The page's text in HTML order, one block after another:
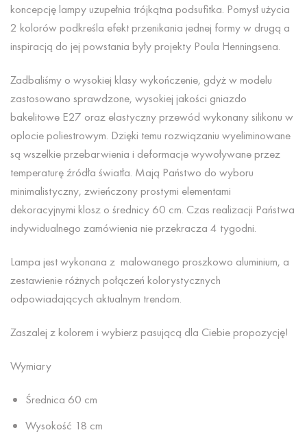
koncepcję lampy uzupełnia trójkątna podsufitka. Pomysł użycia
2 kolorów podkreśla efekt przenikania jednej formy w drugą a
inspiracją do jej powstania były projekty Poula Henningsena.
Zadbaliśmy o wysokiej klasy wykończenie, gdyż wmodelu
zastosowano sprawdzone, wysokiej jakości gniazdo
bakelitowe E27 oraz elastyczny przewód wykonany silikonu w
oplocie poliestrowym. Dzięki temu rozwiązaniu wyeliminowane
są wszelkie przebarwienia i deformacje wywoływane przez
temperaturę źródła światła. Mają Państwo do wyboru
minimalistyczny, zwieńczony prostymi elementami
dekoracyjnymi klosz o średnicy 60 cm. Czas realizacji Państwa
indywidualnego zamówienia nie przekracza 4 tygodni.
Lampa jest wykonana z malowanego proszkowo aluminium, a
zestawienie różnych połączeń kolorystycznych
odpowiadających aktualnym trendom.
Zaszalej z kolorem i wybierz pasującą dla Ciebie propozycję!
Wymiary
Średnica 60 cm
Wysokość 18 cm